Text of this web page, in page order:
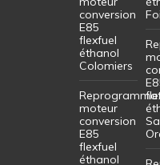
conversion
E85
flexfuel
éthanol
Colomiers
moteur
conversion
E85
flexfuel
éthanol